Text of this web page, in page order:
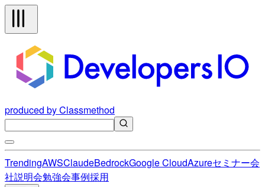
produced by Classmethod
TrendingAWSClaudeBedrockGoogle CloudAzureセミナー会
社説明会勉強会事例採用